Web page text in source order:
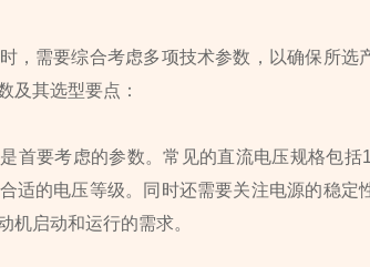
，需要综合考虑多项技术参数，以确保所选
及其选型要点：
首要考虑的参数。常见的直流电压规格包
适的电压等级。同时还需要关注电源的稳定
机启动和运行的需求。